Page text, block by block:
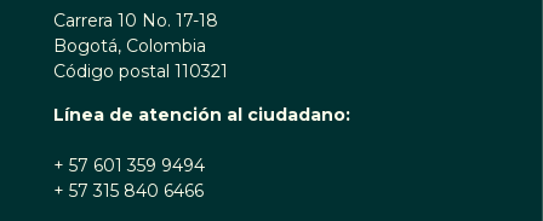
Carrera 10 No. 17-18
Bogotá, Colombia
Código postal 110321
Línea de atención al ciudadano:
+ 57 601 359 9494
+ 57 315 840 6466